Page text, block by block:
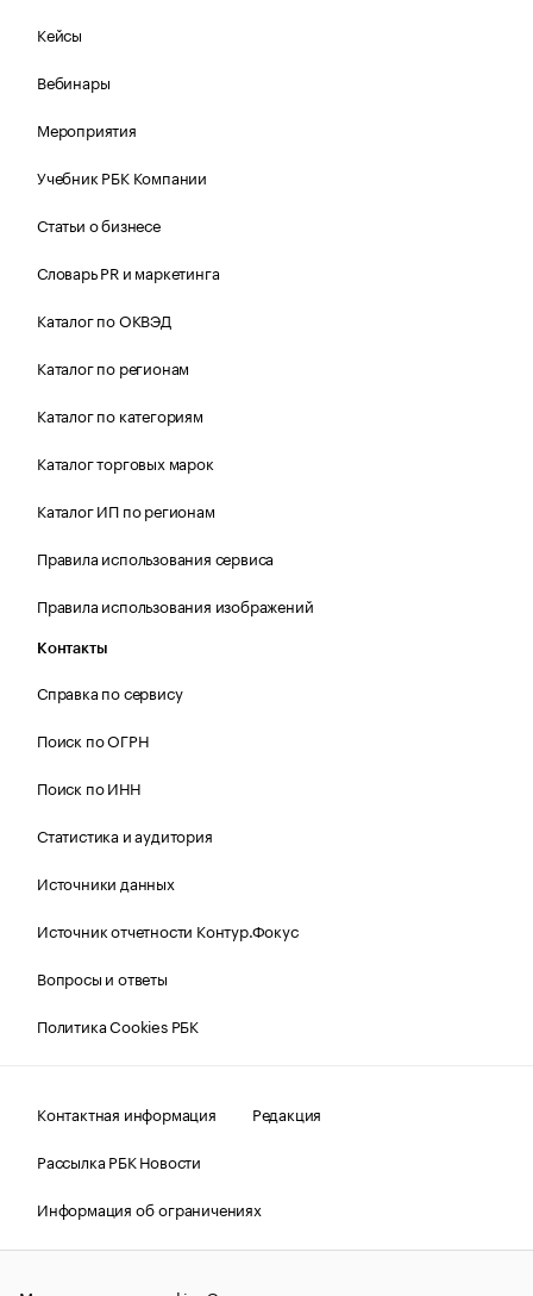
Кейсы
Вебинары
Мероприятия
Учебник РБК Компании
Статьи о бизнесе
Словарь PR и маркетинга
Каталог по ОКВЭД
Каталог по регионам
Каталог по категориям
Каталог торговых марок
Каталог ИП по регионам
Правила использования сервиса
Правила использования изображений
Контакты
Справка по сервису
Поиск по ОГРН
Поиск по ИНН
Статистика и аудитория
Источники данных
Источник отчетности Контур.Фокус
Вопросы и ответы
Политика Cookies РБК
Контактная информация
Редакция
Рассылка РБК Новости
Информация об ограничениях
Правовая информация
О соблюдении авторских прав